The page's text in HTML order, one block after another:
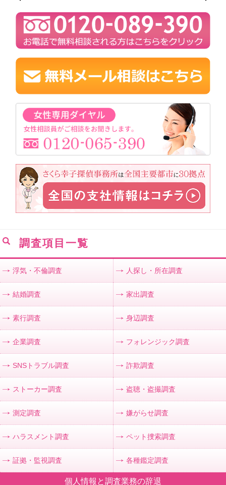
調査項目一覧
浮気・不倫調査 人探し・所在調査
結婚調査 家出調査
素行調査 身辺調査
企業調査 フォレンジック調査
SNSトラブル調査 詐欺調査
ストーカー調査 盗聴・盗撮調査
測定調査 嫌がらせ調査
ハラスメント調査 ペット捜索調査
証拠・監視調査 各種鑑定調査
個人情報と調査業務の辞退